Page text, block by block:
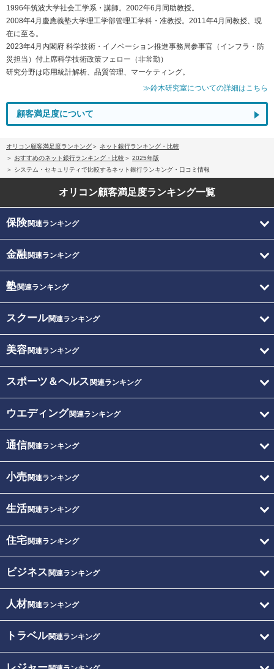
1996年筑波大学社会工学系・講師。2002年6月同助教授。
2008年4月慶應義塾大学理工学部管理工学科・准教授。2011年4月同教授、現
在に至る。
2023年4月内閣府 科学技術・イノベーション推進事務局参事官（インフラ・防
災担当）付上席科学技術政策フェロー（非常勤）
研究分野は応用統計解析、品質管理、マーケティング。
≫鈴木研究室についての詳細はこちら
顧客満足度について
オリコン顧客満足度ランキング
ネット銀行ランキング・比較
おすすめのネット銀行ランキング・比較
2025年版
システム・セキュリティで比較するネット銀行ランキング・口コミ情報
オリコン顧客満足度ランキング一覧
保険関連ランキング
金融関連ランキング
塾関連ランキング
スクール関連ランキング
美容関連ランキング
スポーツ＆ヘルス 関連ランキング
ウエディング関連ランキング
通信関連ランキング
小売関連ランキング
生活関連ランキング
住宅関連ランキング
ビジネス 関連ランキング
人材関連ランキング
トラベル関連ランキング